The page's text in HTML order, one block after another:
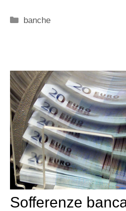
Categorie
banche
Sofferenze